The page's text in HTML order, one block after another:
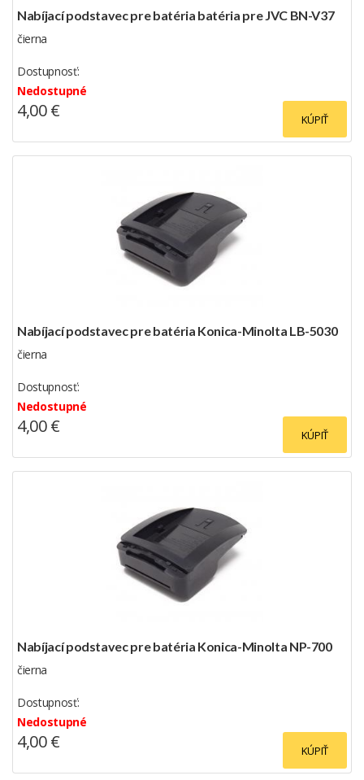
Nabíjací podstavec pre batéria batéria pre JVC BN-V37
čierna
Dostupnosť:
Nedostupné
KÚPIŤ
4,00 €
Nabíjací podstavec pre batéria Konica-Minolta LB-5030
čierna
Dostupnosť:
Nedostupné
KÚPIŤ
4,00 €
Nabíjací podstavec pre batéria Konica-Minolta NP-700
čierna
Dostupnosť:
Nedostupné
KÚPIŤ
4,00 €